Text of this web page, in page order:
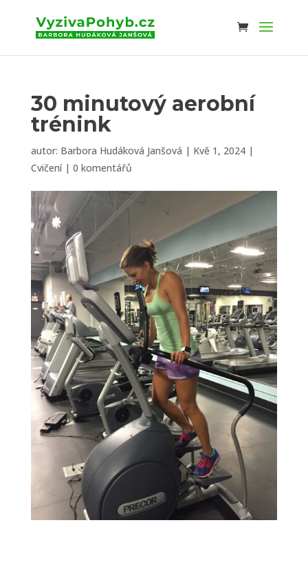
30 minutový aerobní
trénink
autor: Barbora Hudáková Janšová | Kvě 1, 2024|
Cvičení| 0 komentářů